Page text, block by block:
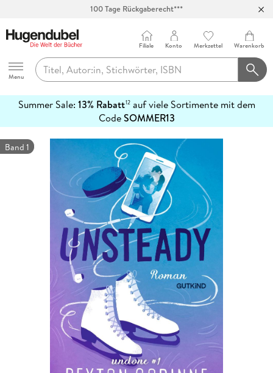
100 Tage Rückgaberecht***
Hugendubel
Menu
Filiale Konto Merkzettel Warenkorb
Summer Sale: 13% Rabatt12auf viele Sortimente mit dem
CodeSOMMER13
erfahren
Band 1